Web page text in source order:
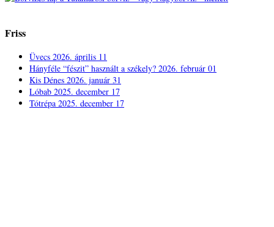
Friss
Üvecs 2026. április 11
Hányféle “fészit” használt a székely? 2026. február 01
Kis Dénes 2026. január 31
Lóbab 2025. december 17
Tótrépa 2025. december 17